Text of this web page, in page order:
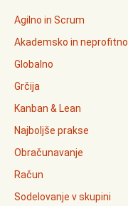
Agilno in Scrum
Akademsko in neprofitno
Globalno
Grčija
Kanban & Lean
Najboljše prakse
Obračunavanje
Račun
Sodelovanje v skupini